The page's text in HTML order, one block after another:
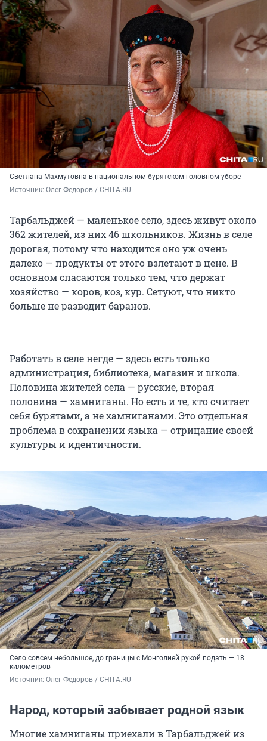
Светлана Махмутовна в национальном бурятском головном уборе
Источник: Олег Федоров / CHITA.RU
Тарбальджей — маленькое село, здесь живут около
362 жителей, из них 46 школьников. Жизнь в селе
дорогая, потому что находится оно уж очень
далеко — продукты от этого взлетают в цене. В
основном спасаются только тем, что держат
хозяйство — коров, коз, кур. Сетуют, что никто
больше не разводит баранов.
Работать в селе негде — здесь есть только
администрация, библиотека, магазин и школа.
Половина жителей села — русские, вторая
половина — хамниганы. Но есть и те, кто считает
себя бурятами, а не хамниганами. Это отдельная
проблема в сохранении языка — отрицание своей
культуры и идентичности.
Село совсем небольшое, до границы с Монголией рукой подать — 18
километров
Источник: Олег Федоров / CHITA.RU
Народ, который забывает родной язык
Многие хамниганы приехали в Тарбальджей из